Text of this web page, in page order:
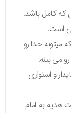
کامل باشد.
است.
خدا رو
بینه.
و استواری
به امام